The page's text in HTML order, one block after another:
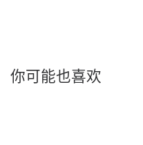
你可能也喜欢